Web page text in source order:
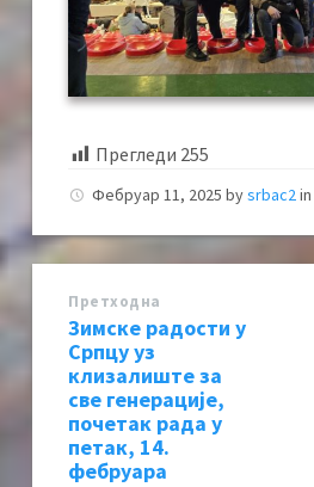
Прегледи 255
Фебруар 11, 2025 bysrbac2in
Претходна
Зимске радости у
Српцу уз
клизалиште за
све генерације,
почетак рада у
петак, 14.
фебруара